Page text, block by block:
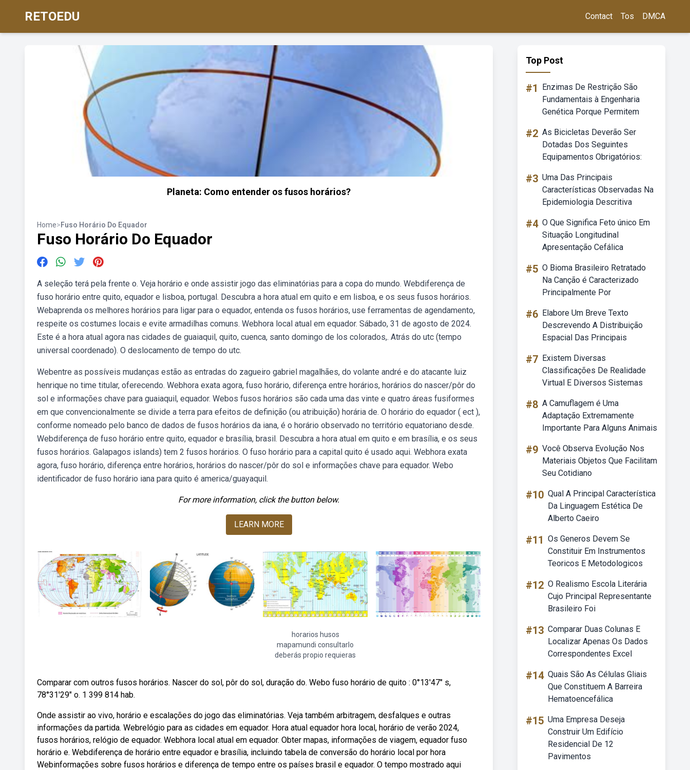
RETOEDU Contact Tos DMCA
Planeta: Como entender os fusos horários?
Home>Fuso Horário Do Equador
Fuso Horário Do Equador
A seleção terá pela frente o. Veja horário e onde assistir jogo das eliminatórias para a copa do mundo. Webdiferença de
fuso horário entre quito, equador e lisboa, portugal. Descubra a hora atual em quito e em lisboa, e os seus fusos horários.
Webaprenda os melhores horários para ligar para o equador, entenda os fusos horários, use ferramentas de agendamento,
respeite os costumes locais e evite armadilhas comuns. Webhora local atual em equador. Sábado, 31 de agosto de 2024.
Este é a hora atual agora nas cidades de guaiaquil, quito, cuenca, santo domingo de los colorados,. Atrás do utc (tempo
universal coordenado). O deslocamento de tempo do utc.
Webentre as possíveis mudanças estão as entradas do zagueiro gabriel magalhães, do volante andré e do atacante luiz
henrique no time titular, oferecendo. Webhora exata agora, fuso horário, diferença entre horários, horários do nascer/pôr do
sol e informações chave para guaiaquil, equador. Webos fusos horários são cada uma das vinte e quatro áreas fusiformes
em que convencionalmente se divide a terra para efeitos de definição (ou atribuição) horária de. O horário do equador ( ect ),
conforme nomeado pelo banco de dados de fusos horários da iana, é o horário observado no território equatoriano desde.
Webdiferença de fuso horário entre quito, equador e brasília, brasil. Descubra a hora atual em quito e em brasília, e os seus
fusos horários. Galapagos islands) tem 2 fusos horários. O fuso horário para a capital quito é usado aqui. Webhora exata
agora, fuso horário, diferença entre horários, horários do nascer/pôr do sol e informações chave para equador. Webo
identificador de fuso horário iana para quito é america/guayaquil.
For more information, click the button below.
LEARN MORE
horarios husos
mapamundi consultarlo
deberás propio requieras
Comparar com outros fusos horários. Nascer do sol, pôr do sol, duração do. Webo fuso horário de quito : 0°13′47″ s,
78°31′29″ o. 1 399 814 hab.
Onde assistir ao vivo, horário e escalações do jogo das eliminatórias. Veja também arbitragem, desfalques e outras
informações da partida. Webrelógio para as cidades em equador. Hora atual equador hora local, horário de verão 2024,
fusos horários, relógio de equador. Webhora local atual em equador. Obter mapas, informações de viagem, equador fuso
horário e. Webdiferença de horário entre equador e brasília, incluindo tabela de conversão do horário local por hora
Webinformações sobre fusos horários e diferença de tempo entre os países brasil e equador. O tempo mostrado aqui
Top Post
#1
Enzimas De Restrição São
Fundamentais à Engenharia
Genética Porque Permitem
#2 As Bicicletas Deverão Ser
Dotadas Dos Seguintes
Equipamentos Obrigatórios:
#3 Uma Das Principais
Características Observadas Na
Epidemiologia Descritiva
#4 O Que Significa Feto único Em
Situação Longitudinal
Apresentação Cefálica
#5 O Bioma Brasileiro Retratado
Na Canção é Caracterizado
Principalmente Por
#6 Elabore Um Breve Texto
Descrevendo A Distribuição
Espacial Das Principais
#7 Existem Diversas
Classificações De Realidade
Virtual E Diversos Sistemas
#8 A Camuflagem é Uma
Adaptação Extremamente
Importante Para Alguns Animais
#9 Você Observa Evolução Nos
Materiais Objetos Que Facilitam
Seu Cotidiano
#10 Qual A Principal Característica
Da Linguagem Estética De
Alberto Caeiro
#11 Os Generos Devem Se
Constituir Em Instrumentos
Teoricos E Metodologicos
#12 O Realismo Escola Literária
Cujo Principal Representante
Brasileiro Foi
#13 Comparar Duas Colunas E
Localizar Apenas Os Dados
Correspondentes Excel
#14 Quais São As Células Gliais
Que Constituem A Barreira
Hematoencefálica
#15 Uma Empresa Deseja
Construir Um Edifício
Residencial De 12
Pavimentos